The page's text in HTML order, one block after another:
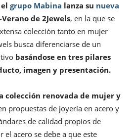
el grupo Mabina lanza su nueva
de 2Jewels, en la que se
colección tanto en mujer
busca diferenciarse de un
basándose en tres pilares
imagen y presentación.
colección renovada de mujer y
propuestas de joyería en acero y
de calidad propios de
el acero se debe a que este